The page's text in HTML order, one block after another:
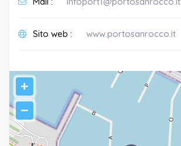
Sito web : www.portosanrocco.it
+
−